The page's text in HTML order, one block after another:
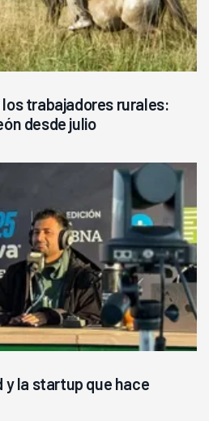
trabajadores rurales:
desde julio
y la startup que hace